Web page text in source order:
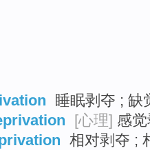
睡眠剥夺 ; 缺
[心理] 感
相对剥夺 ;